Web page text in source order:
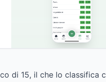
di 15, il che lo classifica